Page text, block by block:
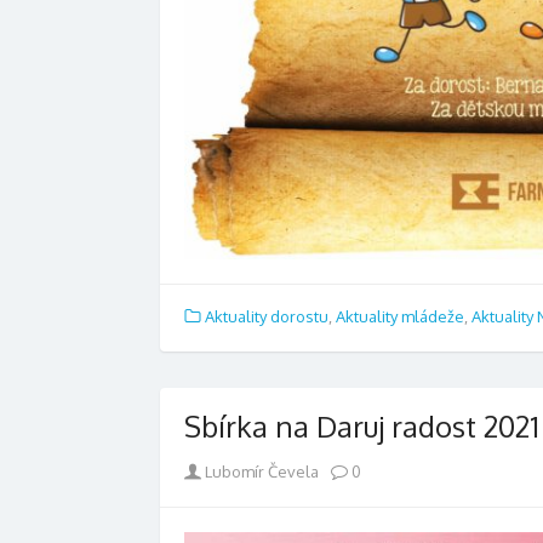
Aktuality dorostu Aktuality mládeže Aktuality
Sbírka na Daruj radost 2021
Author
Lubomír Čevela 0